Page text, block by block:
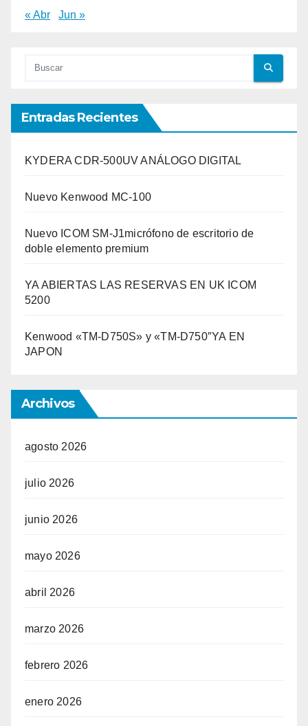
« Abr Jun »
Entradas Recientes
KYDERA CDR-500UV ANÁLOGO DIGITAL
Nuevo Kenwood MC-100
Nuevo ICOM SM-J1micrófono de escritorio de
doble elemento premium
YA ABIERTAS LAS RESERVAS EN UK ICOM
5200
Kenwood «TM-D750S» y «TM-D750″YA EN
JAPON
Archivos
agosto 2026
julio 2026
junio 2026
mayo 2026
abril 2026
marzo 2026
febrero 2026
enero 2026